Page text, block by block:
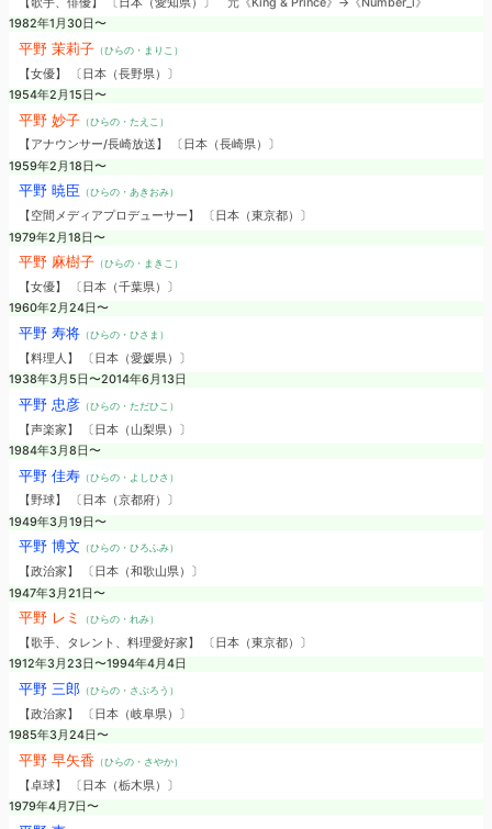
1982年1月30日〜
平野 茉莉子（ひらの・まりこ）
【女優】 〔日本（長野県）〕
1954年2月15日〜
平野 妙子（ひらの・たえこ）
【アナウンサー/長崎放送】 〔日本（長崎県）〕
1959年2月18日〜
平野 暁臣 （ひらの・あきおみ）
【空間メディアプロデューサー】 〔日本（東京都）〕
1979年2月18日〜
平野 麻樹子（ひらの・まきこ）
【女優】 〔日本（千葉県）〕
1960年2月24日〜
平野 寿将（ひらの・ひさま）
【料理人】 〔日本（愛媛県）〕
1938年3月5日〜2014年6月13日
平野 忠彦（ひらの・ただひこ）
【声楽家】 〔日本（山梨県）〕
1984年3月8日〜
平野 佳寿（ひらの・よしひさ）
【野球】 〔日本（京都府）〕
1949年3月19日〜
平野 博文 （ひらの・ひろふみ）
【政治家】 〔日本（和歌山県）〕
1947年3月21日〜
平野 レミ （ひらの・れみ）
【歌手、タレント、料理愛好家】 〔日本（東京都）〕
1912年3月23日〜1994年4月4日
平野 三郎（ひらの・さぶろう）
【政治家】 〔日本（岐阜県）〕
1985年3月24日〜
平野 早矢香 （ひらの・さやか）
【卓球】 〔日本（栃木県）〕
1979年4月7日〜